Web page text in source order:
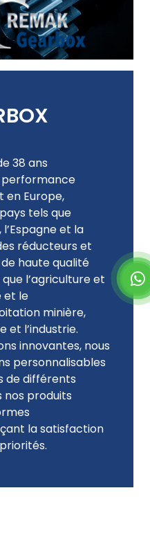
38 ans
performance
en Europe,
tels que
et la
réducteurs et
haute qualité
l’agriculture et
et le
minière,
et l’industrie.
innovantes, nous
personnalisables
de différents
produits
la satisfaction